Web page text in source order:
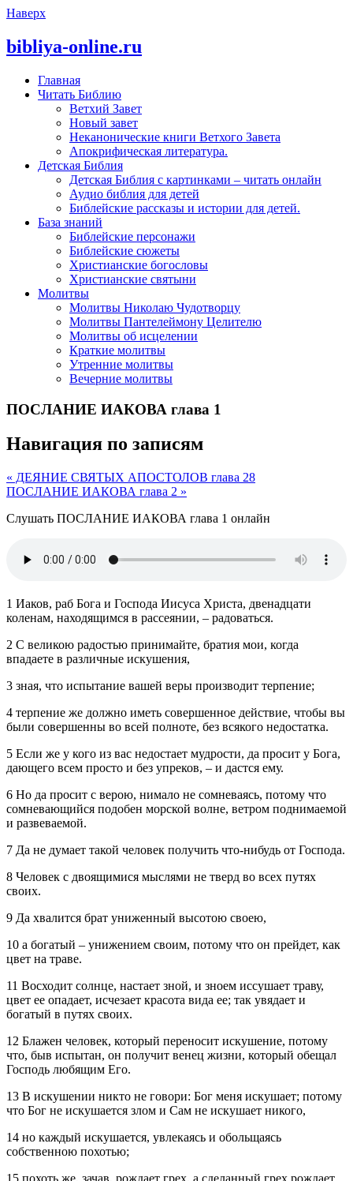
Наверх
bibliya-online.ru
Главная
Читать Библию
Ветхий Завет
Новый завет
Неканонические книги Ветхого Завета
Апокрифическая литература.
Детская Библия
Детская Библия с картинками – читать онлайн
Аудио библия для детей
Библейские рассказы и истории для детей.
База знаний
Библейские персонажи
Библейские сюжеты
Христианские богословы
Христианские святыни
Молитвы
Молитвы Николаю Чудотворцу
Молитвы Пантелеймону Целителю
Молитвы об исцелении
Краткие молитвы
Утренние молитвы
Вечерние молитвы
ПОСЛАНИЕ ИАКОВА глава 1
Навигация по записям
« ДЕЯНИЕ СВЯТЫХ АПОСТОЛОВ глава 28
ПОСЛАНИЕ ИАКОВА глава 2 »
Слушать ПОСЛАНИЕ ИАКОВА глава 1 онлайн
1 Иаков, раб Бога и Господа Иисуса Христа, двенадцати
коленам, находящимся в рассеянии, – радоваться.
2 С великою радостью принимайте, братия мои, когда
впадаете в различные искушения,
3 зная, что испытание вашей веры производит терпение;
4 терпение же должно иметь совершенное действие, чтобы вы
были совершенны во всей полноте, без всякого недостатка.
5 Если же у кого из вас недостает мудрости, да просит у Бога,
дающего всем просто и без упреков, – и дастся ему.
6 Но да просит с верою, нимало не сомневаясь, потому что
сомневающийся подобен морской волне, ветром поднимаемой
и развеваемой.
7 Да не думает такой человек получить что‑нибудь от Господа.
8 Человек с двоящимися мыслями не тверд во всех путях
своих.
9 Да хвалится брат униженный высотою своею,
10 а богатый – унижением своим, потому что он прейдет, как
цвет на траве.
11 Восходит солнце, настает зной, и зноем иссушает траву,
цвет ее опадает, исчезает красота вида ее; так увядает и
богатый в путях своих.
12 Блажен человек, который переносит искушение, потому
что, быв испытан, он получит венец жизни, который обещал
Господь любящим Его.
13 В искушении никто не говори: Бог меня искушает; потому
что Бог не искушается злом и Сам не искушает никого,
14 но каждый искушается, увлекаясь и обольщаясь
собственною похотью;